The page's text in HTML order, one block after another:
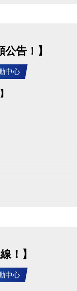
95折~
告！】
中心
pageID/1/
！】
中心